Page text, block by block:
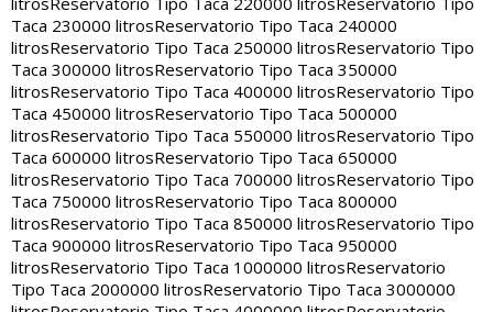
Taca 230000 litrosReservatorio Tipo Taca 240000
litrosReservatorio Tipo Taca 250000 litrosReservatorio Tipo
Taca 300000 litrosReservatorio Tipo Taca 350000
litrosReservatorio Tipo Taca 400000 litrosReservatorio Tipo
Taca 450000 litrosReservatorio Tipo Taca 500000
litrosReservatorio Tipo Taca 550000 litrosReservatorio Tipo
Taca 600000 litrosReservatorio Tipo Taca 650000
litrosReservatorio Tipo Taca 700000 litrosReservatorio Tipo
Taca 750000 litrosReservatorio Tipo Taca 800000
litrosReservatorio Tipo Taca 850000 litrosReservatorio Tipo
Taca 900000 litrosReservatorio Tipo Taca 950000
litrosReservatorio Tipo Taca 1000000 litrosReservatorio
Tipo Taca 2000000 litrosReservatorio Tipo Taca 3000000